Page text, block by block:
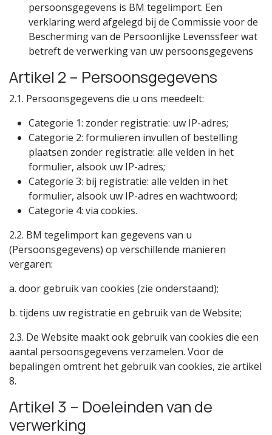
persoonsgegevens is BM tegelimport. Een
verklaring werd afgelegd bij de Commissie voor de
Bescherming van de Persoonlijke Levenssfeer wat
betreft de verwerking van uw persoonsgegevens
Artikel 2 – Persoonsgegevens
2.1. Persoonsgegevens die u ons meedeelt:
Categorie 1: zonder registratie: uw IP-adres;
Categorie 2: formulieren invullen of bestelling
plaatsen zonder registratie: alle velden in het
formulier, alsook uw IP-adres;
Categorie 3: bij registratie: alle velden in het
formulier, alsook uw IP-adres en wachtwoord;
Categorie 4: via cookies.
2.2. BM tegelimport kan gegevens van u
(Persoonsgegevens) op verschillende manieren
vergaren:
a. door gebruik van cookies (zie onderstaand);
b. tijdens uw registratie en gebruik van de Website;
2.3. De Website maakt ook gebruik van cookies die een
aantal persoonsgegevens verzamelen. Voor de
bepalingen omtrent het gebruik van cookies, zie artikel
8.
Artikel 3 – Doeleinden van de
verwerking